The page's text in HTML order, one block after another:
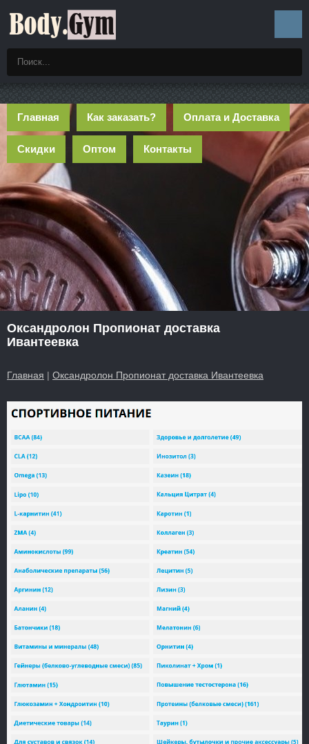
Главная Как заказать? Оплата и Доставка
Скидки Оптом Контакты
Оксандролон Пропионат доставка
Ивантеевка
Главная | Оксандролон Пропионат доставка Ивантеевка